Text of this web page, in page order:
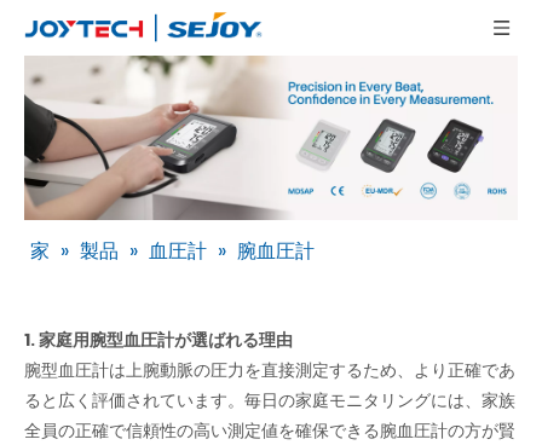
家 » 製品 » 血圧計 » 腕血圧計
1. 家庭用腕型血圧計が選ばれる理由
腕型血圧計は上腕動脈の圧力を直接測定するため、より正確であ
ると広く評価されています。毎日の家庭モニタリングには、家族
全員の正確で信頼性の高い測定値を確保できる腕血圧計の方が賢